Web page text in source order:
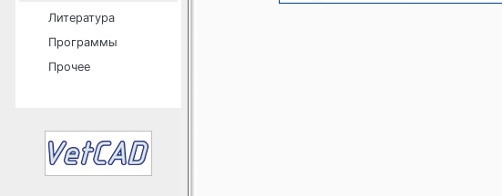
Литература
Программы
Прочее